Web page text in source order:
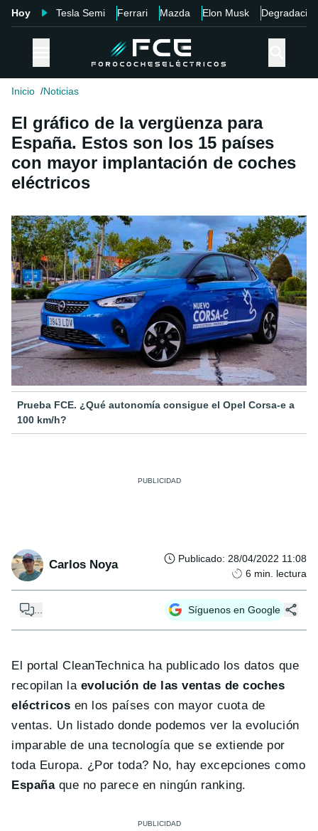
Hoy Tesla Semi Ferrari Mazda Elon Musk Degradación
Inicio Noticias
El gráfico de la vergüenza para
España. Estos son los 15 países
con mayor implantación de coches
eléctricos
Prueba FCE. ¿Qué autonomía consigue el Opel Corsa-e a
100 km/h?
Carlos Noya Publicado: 28/04/2022 11:08
6 min. lectura
Síguenos en Google
El portal CleanTechnica ha publicado los datos que
recopilan la evolución de las ventas de coches
eléctricos en los países con mayor cuota de
ventas. Un listado donde podemos ver la evolución
imparable de una tecnología que se extiende por
toda Europa. ¿Por toda? No, hay excepciones como
Españaque no parece en ningún ranking.